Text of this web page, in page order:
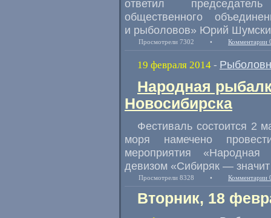
ответил председатель
общественного
и рыболовов» Юрий
Просмотрели 7302 • Комментарии
19 февраля 2014 -
Народная
Новосибирска
Фестиваль состоится 2
моря намечено
мероприятия
девизом «Сибиряк —
Просмотрели 8328 • Комментарии
Вторник, 18